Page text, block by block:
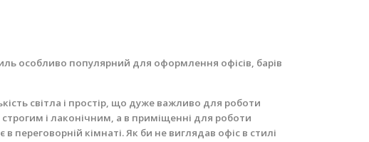
особливо популярний для оформлення офісів, барів
світла і простір, що дуже важливо для роботи
строгим і лаконічним, а в приміщенні для роботи
переговорній кімнаті.Як би не виглядав офіс в стилі